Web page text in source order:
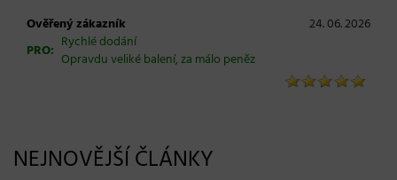
Ověřený zákazník
24. 06. 2026
PRO: Rychlé dodání
Opravdu veliké balení, za málo peněz
NEJNOVĚJŠÍ ČLÁNKY